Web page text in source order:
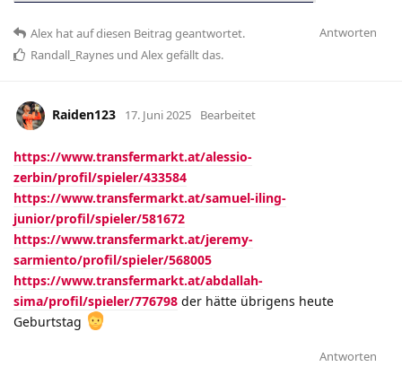
Antworten
Alex hatauf diesen Beitrag geantwortet.
Randall_Raynes und Alexgefällt das.
Raiden123 17. Juni 2025 Bearbeitet
https://www.transfermarkt.at/alessio-
zerbin/profil/spieler/433584
https://www.transfermarkt.at/samuel-iling-
junior/profil/spieler/581672
https://www.transfermarkt.at/jeremy-
sarmiento/profil/spieler/568005
https://www.transfermarkt.at/abdallah-
sima/profil/spieler/776798 der hätte übrigens heute
Geburtstag
Antworten